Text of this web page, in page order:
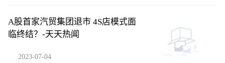
A股首家汽贸集团退市 4S店模式面
临终结？-天天热闻
2023-07-04